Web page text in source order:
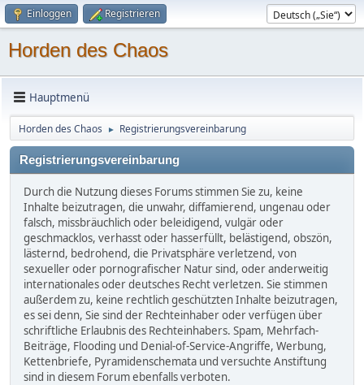
Einloggen Registrieren
Horden des Chaos
Hauptmenü
Horden des Chaos ► Registrierungsvereinbarung
Registrierungsvereinbarung
Durch die Nutzung dieses Forums stimmen Sie zu, keine
Inhalte beizutragen, die unwahr, diffamierend, ungenau oder
falsch, missbräuchlich oder beleidigend, vulgär oder
geschmacklos, verhasst oder hasserfüllt, belästigend, obszön,
lästernd, bedrohend, die Privatsphäre verletzend, von
sexueller oder pornografischer Natur sind, oder anderweitig
internationales oder deutsches Recht verletzen. Sie stimmen
außerdem zu, keine rechtlich geschützten Inhalte beizutragen,
es sei denn, Sie sind der Rechteinhaber oder verfügen über
schriftliche Erlaubnis des Rechteinhabers. Spam, Mehrfach-
Beiträge, Flooding und Denial-of-Service-Angriffe, Werbung,
Kettenbriefe, Pyramidenschemata und versuchte Anstiftung
sind in diesem Forum ebenfalls verboten.